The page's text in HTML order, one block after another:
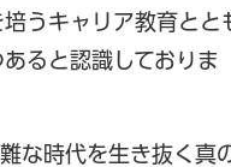
うキャリア教育とと
ると認識しておりま
な時代を生き抜く真